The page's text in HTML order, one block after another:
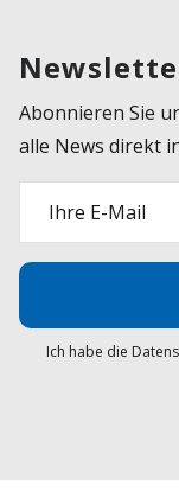
Abonnieren Sie
alle News direkt
Ihre E-Mail
Ich habe die